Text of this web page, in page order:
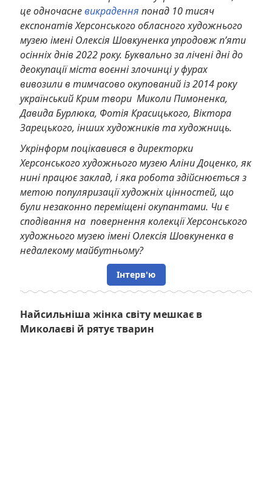
це одночасневикрадення понад 10 тисяч
експонатів Херсонського обласного художнього
музею імені Олексія Шовкуненка упродовж п’яти
осінніх днів 2022 року. Буквально за лічені дні до
деокупації міста воєнні злочинці у фурах
вивозили в тимчасово окупований із 2014 року
український Крим твори Миколи Пимоненка,
Давида Бурлюка, Фотія Красицького, Віктора
Зарецького, інших художників та художниць.
Укрінформ поцікавився в директорки
Херсонського художнього музею Аліни Доценко, як
нині працює заклад, і яка робота здійснюється з
метою популяризації художніх цінностей, що
були незаконно переміщені окупантами. Чи є
сподівання на повернення колекції Херсонського
художнього музею імені Олексія Шовкуненка в
недалекому майбутньому?
Інтерв'ю
Найсильніша жінка світу мешкає в
Миколаєві й рятує тварин